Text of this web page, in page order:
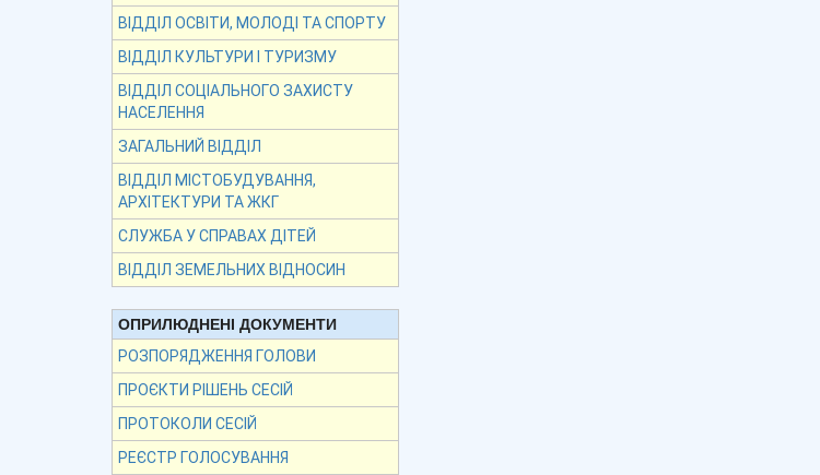
ВІДДІЛ ОСВІТИ, МОЛОДІ ТА СПОРТУ
ВІДДІЛ КУЛЬТУРИ І ТУРИЗМУ
ВІДДІЛ СОЦІАЛЬНОГО ЗАХИСТУ
НАСЕЛЕННЯ
ЗАГАЛЬНИЙ ВІДДІЛ
ВІДДІЛ МІСТОБУДУВАННЯ,
АРХІТЕКТУРИ ТА ЖКГ
СЛУЖБА У СПРАВАХ ДІТЕЙ
ВІДДІЛ ЗЕМЕЛЬНИХ ВІДНОСИН
ОПРИЛЮДНЕНІ ДОКУМЕНТИ
РОЗПОРЯДЖЕННЯ ГОЛОВИ
ПРОЄКТИ РІШЕНЬ СЕСІЙ
ПРОТОКОЛИ СЕСІЙ
РЕЄСТР ГОЛОСУВАННЯ